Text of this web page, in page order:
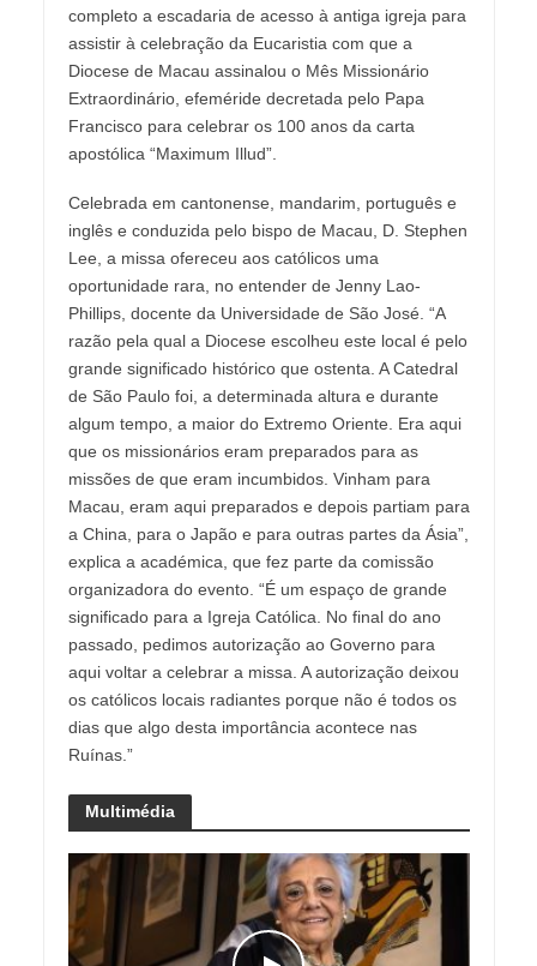
completo a escadaria de acesso à antiga igreja para
assistir à celebração da Eucaristia com que a
Diocese de Macau assinalou o Mês Missionário
Extraordinário, efeméride decretada pelo Papa
Francisco para celebrar os 100 anos da carta
apostólica “Maximum Illud”.
Celebrada em cantonense, mandarim, português e
inglês e conduzida pelo bispo de Macau, D. Stephen
Lee, a missa ofereceu aos católicos uma
oportunidade rara, no entender de Jenny Lao-
Phillips, docente da Universidade de São José. “A
razão pela qual a Diocese escolheu este local é pelo
grande significado histórico que ostenta. A Catedral
de São Paulo foi, a determinada altura e durante
algum tempo, a maior do Extremo Oriente. Era aqui
que os missionários eram preparados para as
missões de que eram incumbidos. Vinham para
Macau, eram aqui preparados e depois partiam para
a China, para o Japão e para outras partes da Ásia”,
explica a académica, que fez parte da comissão
organizadora do evento. “É um espaço de grande
significado para a Igreja Católica. No final do ano
passado, pedimos autorização ao Governo para
aqui voltar a celebrar a missa. A autorização deixou
os católicos locais radiantes porque não é todos os
dias que algo desta importância acontece nas
Ruínas.”
Multimédia